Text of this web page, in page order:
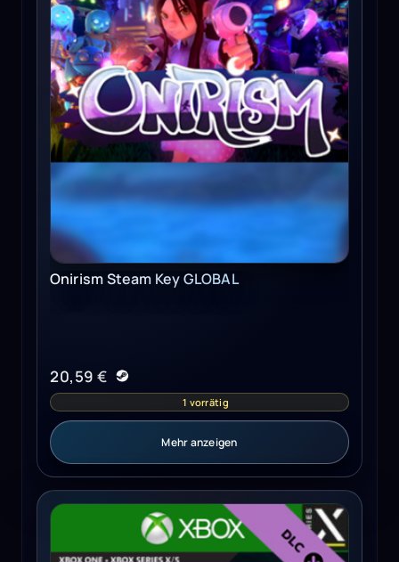
Onirism Steam Key GLOBAL
20,59 €
1 vorrätig
Mehr anzeigen
Assassin's Creed Valhalla: Dawn of Ragnarök (Xbox